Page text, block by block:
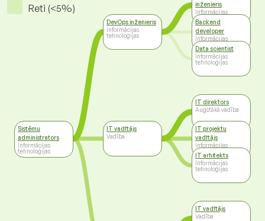
Reti (<5%)
Sistēmu
administrators
Informācijas
tehnoloģijas
DevOps inženieris
Informācijas
tehnoloģijas
IT vadītājs
Vadība
inženieris
Informācijas
tehnoloģijas
Backend
developer
Informācijas
tehnoloģijas
Data scientist
Informācijas
tehnoloģijas
IT direktors
Augstākā vadība
IT projektu
vadītājs
Informācijas
tehnoloģijas
IT arhitekts
Informācijas
tehnoloģijas
IT vadītājs
Vadība